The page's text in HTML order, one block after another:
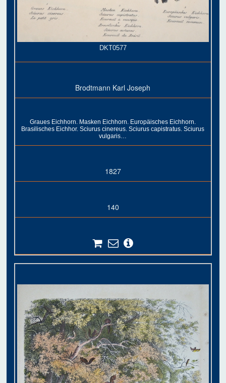
DKT0577
Brodtmann Karl Joseph
Graues Eichhorn. Masken Eichhorn. Europäisches Eichhorn.
Brasilisches Eichhor. Sciurus cinereus. Sciurus capistratus. Sciurus
vulgaris…
1827
140